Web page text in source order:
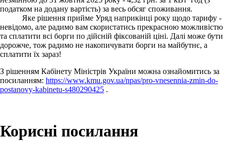
податком на додану вартість) за весь обсяг споживання.
Яке рішення прийме Уряд наприкінці року щодо тарифу -
невідомо, але радимо вам скористатись прекрасною можливістю
та сплатити всі борги по дійсній фіксованій ціні. Далі може бути
дорожче, тож радимо не накопичувати борги на майбутнє, а
сплатити їх зараз!
З рішенням Кабінету Міністрів України можна ознайомитись за
посиланням: https://www.kmu.gov.ua/npas/pro-vnesennia-zmin-do-
postanovy-kabinetu-s480290425 .
Корисні посилання